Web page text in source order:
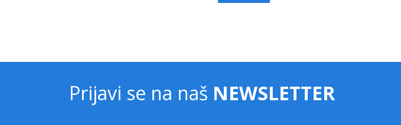
Prijavi se na naš NEWSLETTER